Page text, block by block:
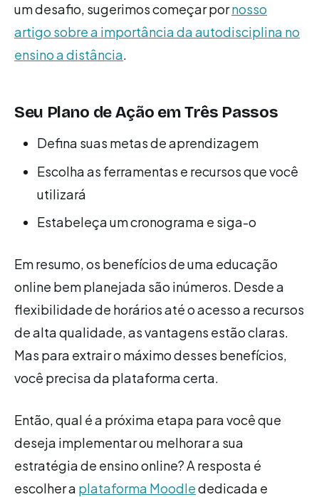
um desafio, sugerimos começar pornosso
artigo sobre a importância da autodisciplina no
ensino a distância.
Seu Plano de Ação em Três Passos
Defina suas metas de aprendizagem
Escolha as ferramentas e recursos que você
utilizará
Estabeleça um cronograma e siga-o
Em resumo, os benefícios de uma educação
online bem planejada são inúmeros. Desde a
flexibilidade de horários até o acesso a recursos
de alta qualidade, as vantagens estão claras.
Mas para extrair o máximo desses benefícios,
você precisa da plataforma certa.
Então, qual é a próxima etapa para você que
deseja implementar ou melhorar a sua
estratégia de ensino online? A resposta é
escolher a plataforma Moodlededicada e